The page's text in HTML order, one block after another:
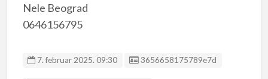
Nele Beograd
0646156795
7. februar 2025. 09:30 Listing ID
3656658175789e7d